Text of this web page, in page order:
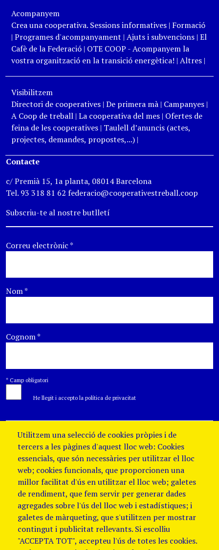
Acompanyem
Crea una cooperativa. Sessions informatives| Formació
| Programes d'acompanyament | Ajuts i subvencions| El
Cafè de la Federació| OTE COOP - Acompanyem la
vostra organització en la transició energètica! | Altres|
Visibilitzem
Directori de cooperatives| De primera mà| Campanyes|
A Coop de treball| La cooperativa del mes| Ofertes de
feina de les cooperatives| Taulell d’anuncis (actes,
projectes, demandes, propostes,...)|
Contacte
c/ Premià 15, 1a planta, 08014 Barcelona
Tel. 93 318 81 62 federacio@cooperativestreball.coop
Subscriu-te al nostre butlletí
Correu electrònic*
Nom*
Cognom*
* Camp obligatori
He llegit i accepto la política de privacitat
Utilitzem una selecció de cookies pròpies i de
tercers a les pàgines d'aquest lloc web: Cookies
essencials, que són necessàries per utilitzar el lloc
web; cookies funcionals, que proporcionen una
millor facilitat d'ús en utilitzar el lloc web; galetes
de rendiment, que fem servir per generar dades
agregades sobre l'ús del lloc web i estadístiques; i
galetes de màrqueting, que s'utilitzen per mostrar
contingut i publicitat rellevants. Si escolliu
"ACCEPTA TOT", accepteu l'ús de totes les cookies.